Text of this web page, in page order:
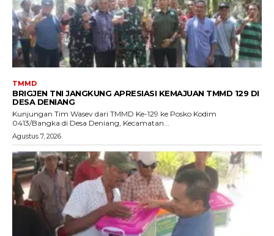
TMMD
BRIGJEN TNI JANGKUNG APRESIASI KEMAJUAN TMMD 129 DI
DESA DENIANG
Kunjungan Tim Wasev dari TMMD Ke-129 ke Posko Kodim
0413/Bangka di Desa Deniang, Kecamatan...
Agustus 7, 2026